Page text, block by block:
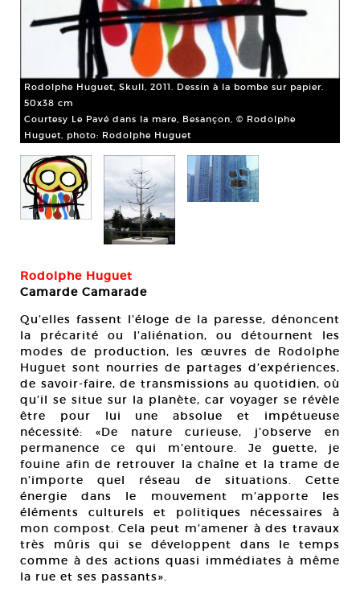
Rodolphe Huguet, Skull, 2011. Dessin à la bombe sur papier.
50x38 cm
Courtesy Le Pavé dans la mare, Besançon, © Rodolphe
Huguet, photo: Rodolphe Huguet
Rodolphe Huguet
Camarde Camarade
Qu’elles fassent l’éloge de la paresse, dénoncent
la précarité ou l’aliénation, ou détournent les
modes de production, les œuvres de Rodolphe
Huguet sont nourries de partages d’expériences,
de savoir-faire, de transmissions au quotidien, où
qu’il se situe sur la planète, car voyager se révèle
être pour lui une absolue et impétueuse
nécessité: «De nature curieuse, j’observe en
permanence ce qui m’entoure. Je guette, je
fouine afin de retrouver la chaîne et la trame de
n’importe quel réseau de situations. Cette
énergie dans le mouvement m’apporte les
éléments culturels et politiques nécessaires à
mon compost. Cela peut m’amener à des travaux
très mûris qui se développent dans le temps
comme à des actions quasi immédiates à même
la rue et ses passants».